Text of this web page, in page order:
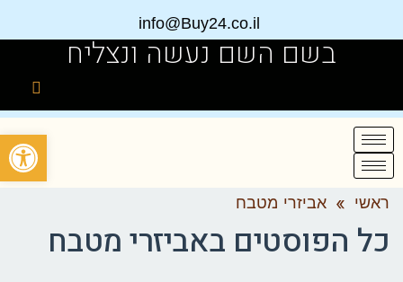
info@Buy24.co.il
בשם השם נעשה ונצליח
ראשי » אביזרי מטבח
כל הפוסטים באביזרי מטבח